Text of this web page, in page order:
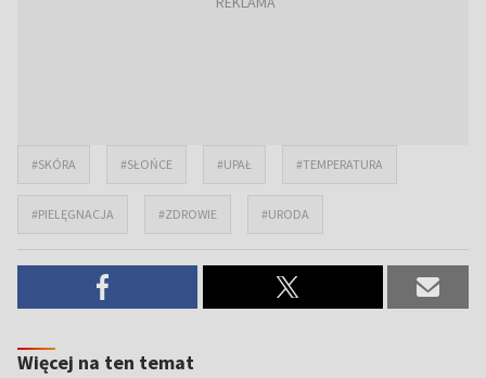
#SKÓRA #SŁOŃCE #UPAŁ #TEMPERATURA
#PIELĘGNACJA #ZDROWIE #URODA
Więcej na ten temat